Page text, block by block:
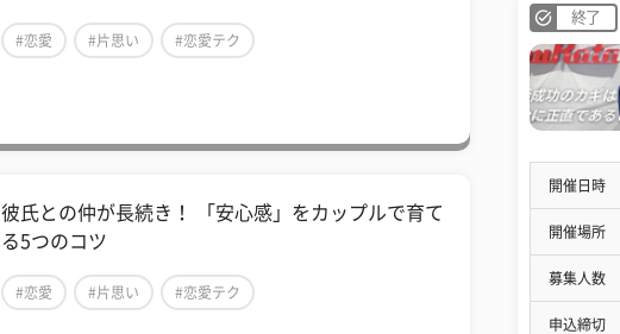
#恋愛 #片思い #恋愛テク
彼氏との仲が長続き！ 「安心感」をカップルで育て
る5つのコツ
#恋愛 #片思い #恋愛テク
終了
開催日時
開催場所
募集人数
申込締切